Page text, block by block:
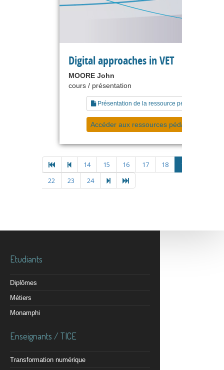
Digital approaches in VET
MOORE John
cours / présentation
Présentation de la ressource pédagogique
Accéder aux ressources pédagogiques
14 15 16 17 18 19
22
23 24
Etudiants
Diplômes
Métiers
Monamphi
Enseignants / TICE
Transformation numérique